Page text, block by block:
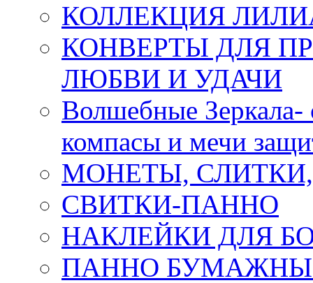
КОЛЛЕКЦИЯ
КОНВЕРТЫ ДЛЯ
ЛЮБВИ И УДАЧИ
Волшебные Зеркала-
компасы и мечи
МОНЕТЫ,
СВИТКИ-ПАННО
НАКЛЕЙКИ ДЛЯ
ПАННО